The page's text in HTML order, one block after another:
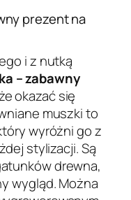
prezent na
i z nutką
– zabawny
okazać się
muszki to
wyróżni go z
stylizacji. Są
drewna,
wygląd. Można